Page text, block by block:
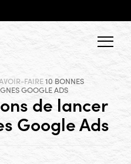
Menu
FAIRE10 BONNES
GOOGLE ADS
de lancer
Google Ads